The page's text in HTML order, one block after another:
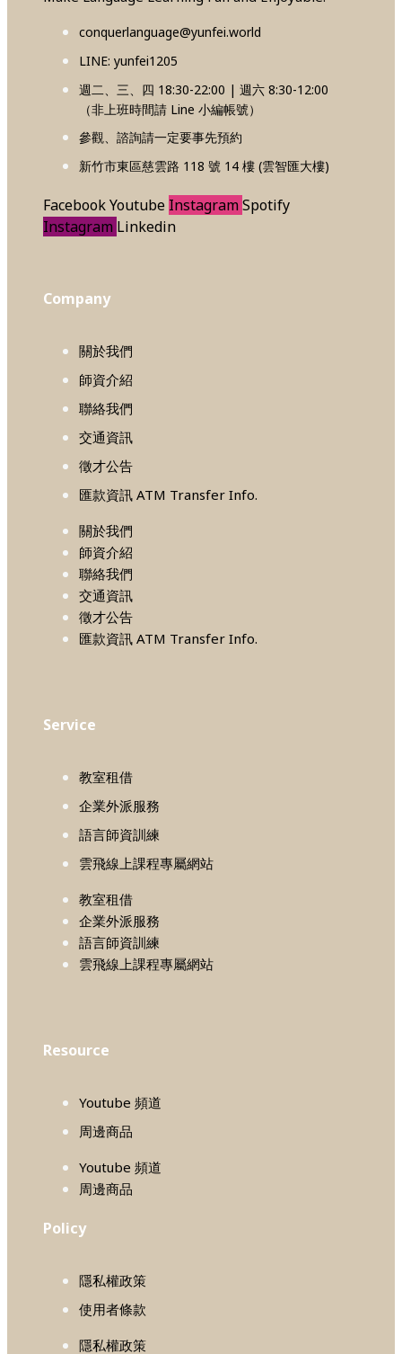
conquerlanguage@yunfei.world
LINE: yunfei1205
週二、三、四 18:30-22:00 | 週六 8:30-12:00
（非上班時間請 Line 小編帳號）
參觀、諮詢請一定要事先預約
新竹市東區慈雲路 118 號 14 樓 (雲智匯大樓)
FacebookYoutube InstagramSpotify
Instagram Linkedin
Company
關於我們
師資介紹
聯絡我們
交通資訊
徵才公告
匯款資訊 ATM Transfer Info.
關於我們
師資介紹
聯絡我們
交通資訊
徵才公告
匯款資訊 ATM Transfer Info.
Service
教室租借
企業外派服務
語言師資訓練
雲飛線上課程專屬網站
教室租借
企業外派服務
語言師資訓練
雲飛線上課程專屬網站
Resource
Youtube 頻道
周邊商品
Youtube 頻道
周邊商品
Policy
隱私權政策
使用者條款
隱私權政策